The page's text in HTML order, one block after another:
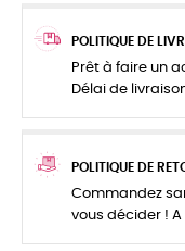
POLITIQUE DE
Prêt à faire un
Délai de
POLITIQUE DE
Commandez
vous décider !